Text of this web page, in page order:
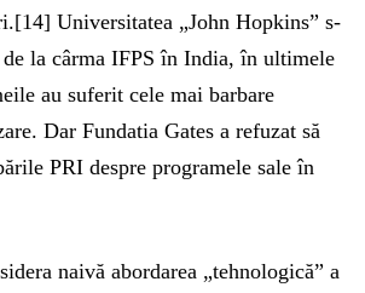
Universitatea „John Hopkins” s-
la cârma IFPS în India, în ultimele
au suferit cele mai barbare
Dar Fundatia Gates a refuzat să
PRI despre programele sale în
naivă abordarea „tehnologică” a